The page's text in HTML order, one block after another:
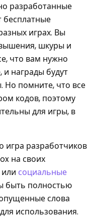
разработанные
бесплатные
играх. Вы
шкуры и
что вам нужно
и награды будут
Но помните, что все
кодов, поэтому
для игры, в
игра разработчиков
на своих
социальные
быть полностью
слова
использования.